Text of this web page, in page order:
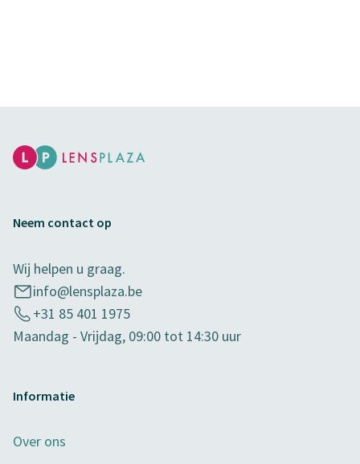
Neem contact op
Wij helpen u graag.
info@lensplaza.be
+31 85 401 1975
Maandag - Vrijdag, 09:00 tot 14:30 uur
Informatie
Over ons